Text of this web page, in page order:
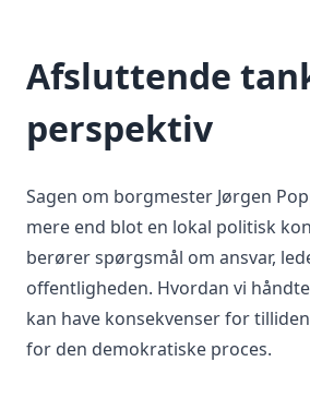
Afsluttende
perspektiv
Sagen om borgmester Jørgen
mere end blot en lokal politisk
berører spørgsmål om ansvar,
offentligheden. Hvordan vi
kan have konsekvenser for
for den demokratiske proces.